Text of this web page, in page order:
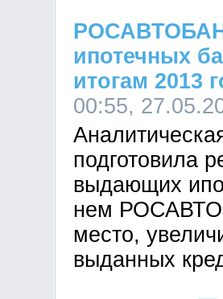
ипотечных
итогам 2013
00:55,
подготовила
выдающих
нем
место,
выданных